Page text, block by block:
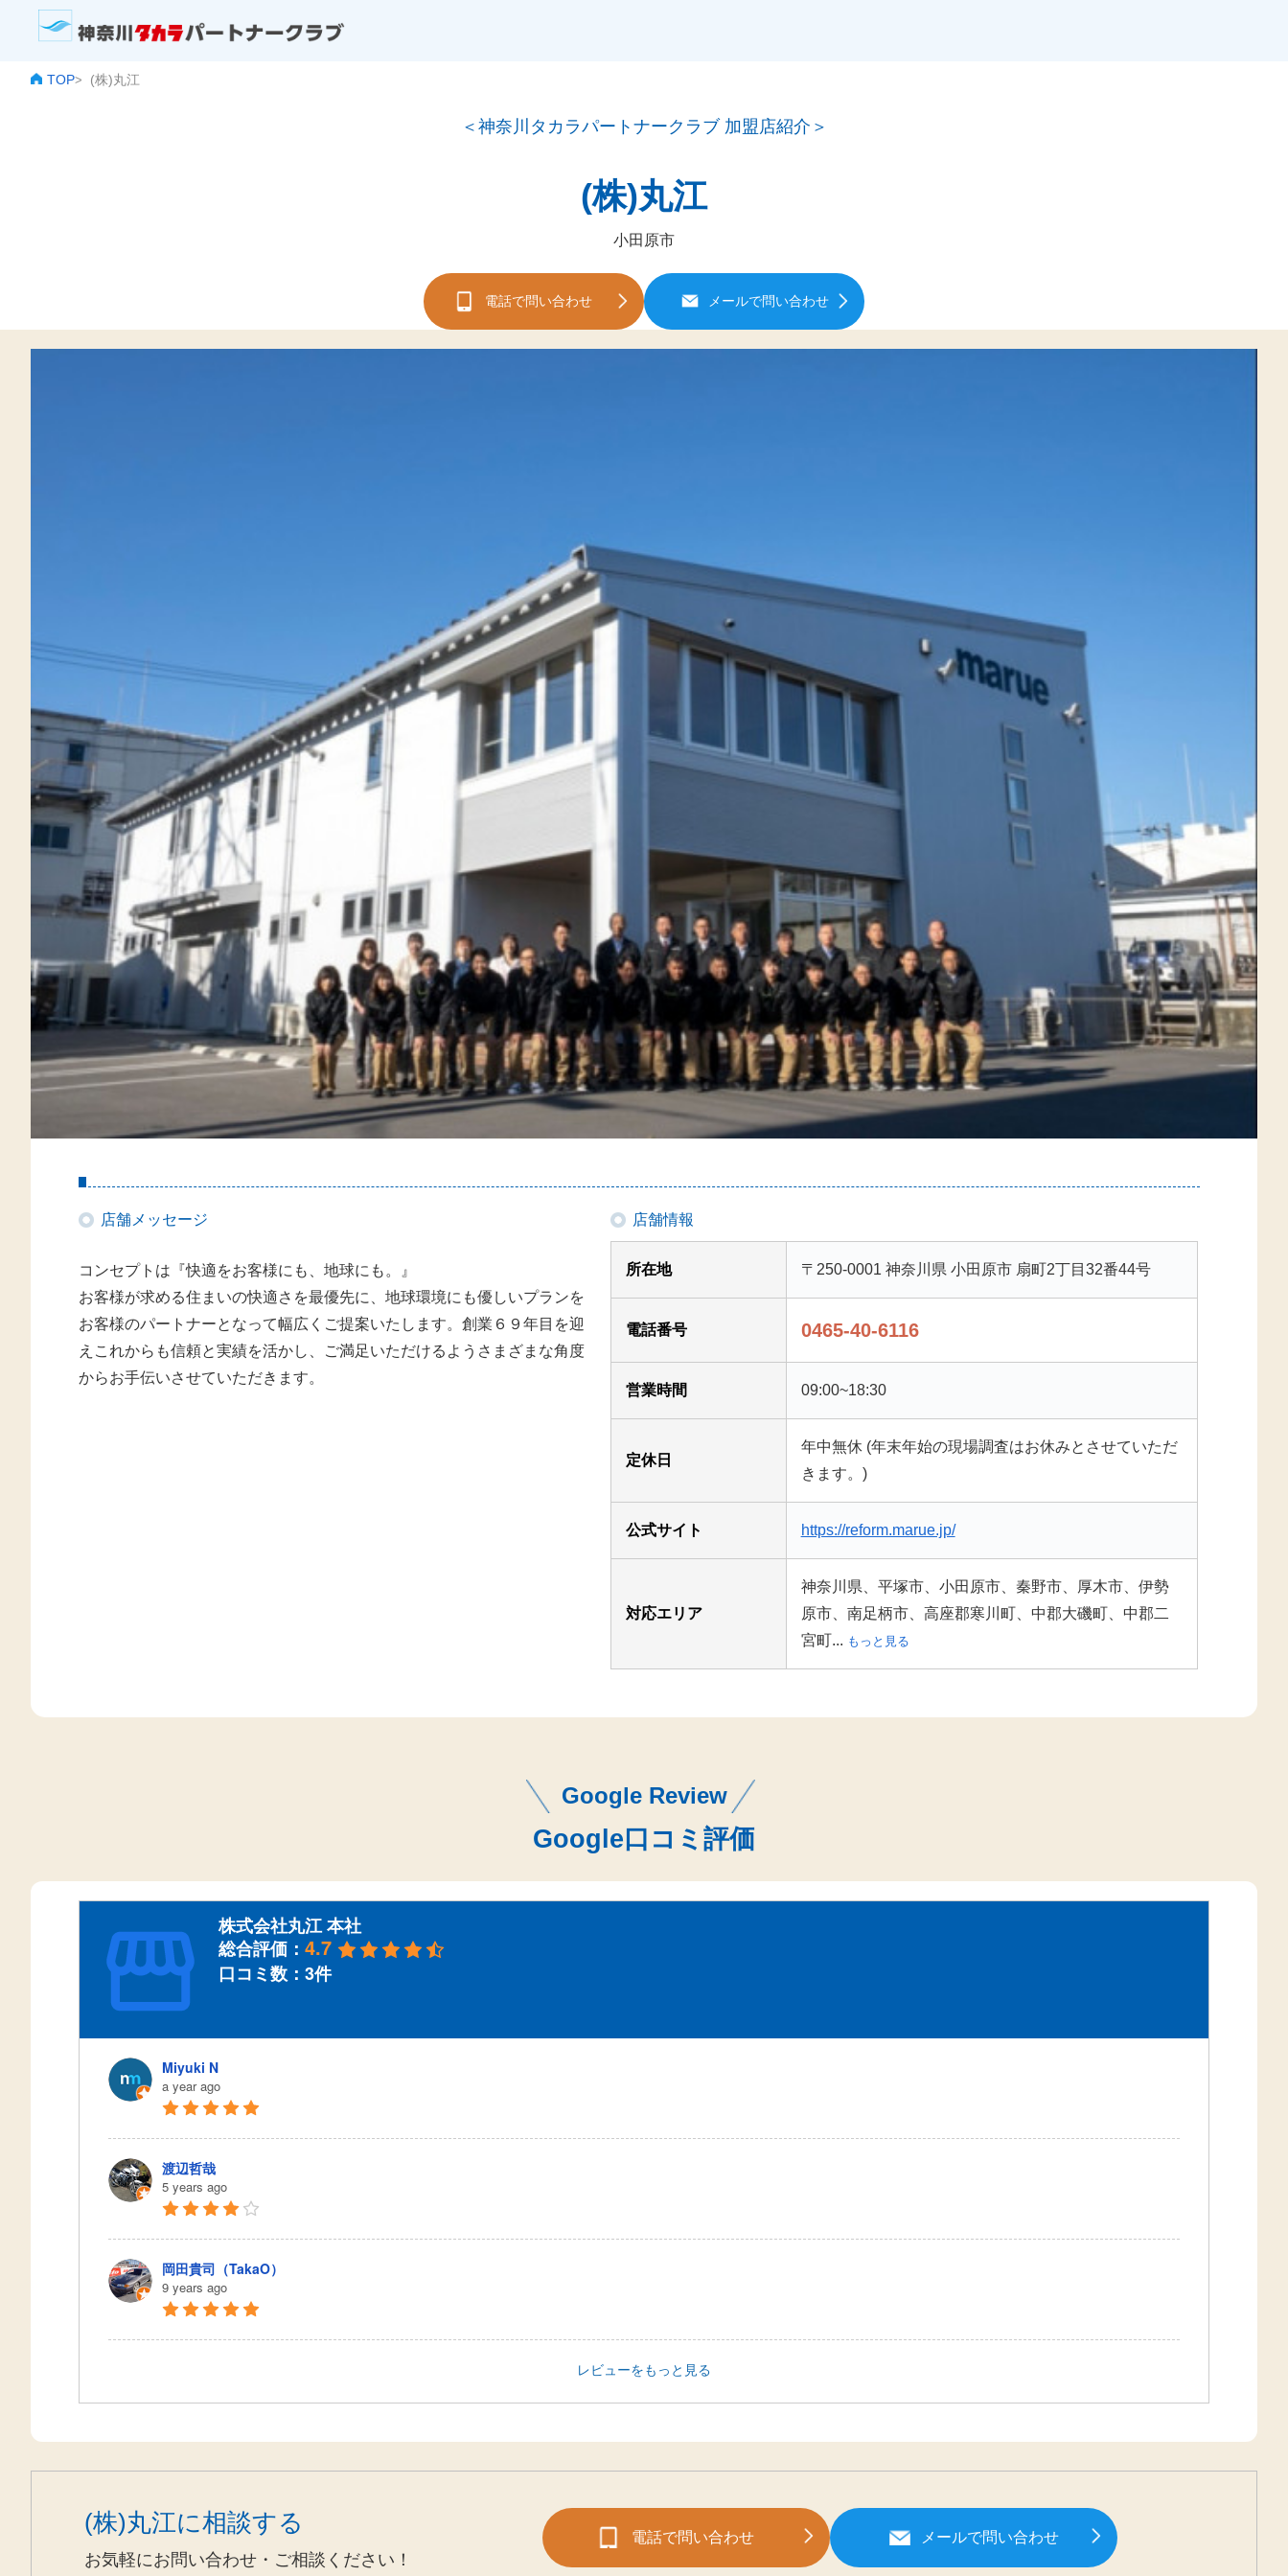
TOP> (株)丸江
＜神奈川タカラパートナークラブ 加盟店紹介＞
(株)丸江
小田原市
電話で問い合わせ メールで問い合わせ
店舗メッセージ
コンセプトは『快適をお客様にも、地球にも。』
お客様が求める住まいの快適さを最優先に、地球環境にも優しいプランを
お客様のパートナーとなって幅広くご提案いたします。創業６９年目を迎
えこれからも信頼と実績を活かし、ご満足いただけるようさまざまな角度
からお手伝いさせていただきます。
店舗情報
所在地 〒250-0001 神奈川県 小田原市 扇町2丁目32番44号
電話番号 0465-40-6116
営業時間 09:00~18:30
定休日
年中無休 (年末年始の現場調査はお休みとさせていただ
きます。)
公式サイト https://reform.marue.jp/
対応エリア
神奈川県、平塚市、小田原市、秦野市、厚木市、伊勢
原市、南足柄市、高座郡寒川町、中郡大磯町、中郡二
宮町... もっと見る
Google Review
Google口コミ評価
株式会社丸江 本社
総合評価： 4.7
口コミ数：3件
Miyuki N
a year ago
渡辺哲哉
5 years ago
岡田貴司（TakaO）
9 years ago
レビューをもっと見る
(株)丸江に相談する
お気軽にお問い合わせ・ご相談ください！
電話で問い合わせ メールで問い合わせ